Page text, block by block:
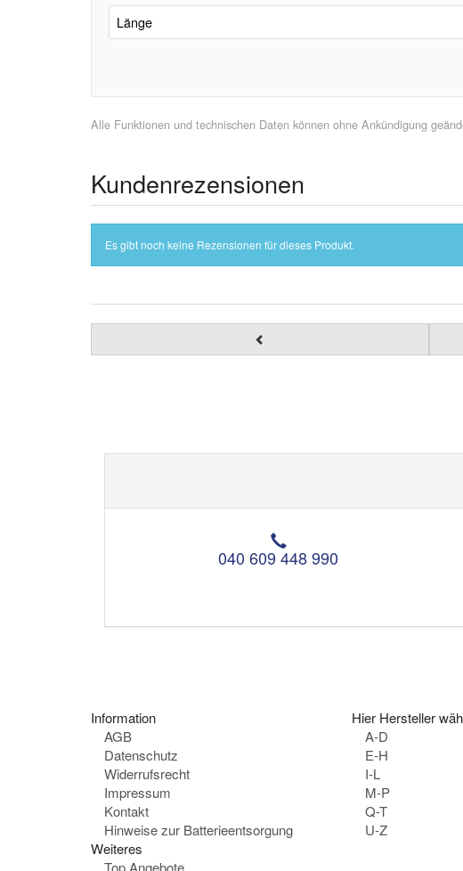
Länge
Alle Funktionen und technischen Daten können ohne Ankündigung
Kundenrezensionen
Es gibt noch keine Rezensionen für dieses Produkt.
T
e
l
o
040 609 448 990
Information
AGB
Datenschutz
Widerrufsrecht
Impressum
Kontakt
Hinweise zur Batterieentsorgung
Weiteres
Top Angebote
Hier Hersteller
A-D
E-H
I-L
M-P
Q-T
U-Z